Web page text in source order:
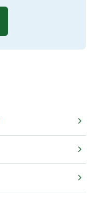
chevron_right
chevron_right
chevron_right